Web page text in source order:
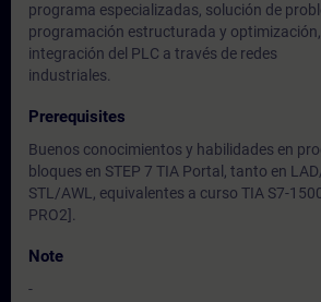
programa especializadas, solución de
programación estructurada y
integración del PLC a través de redes
industriales.
Prerequisites
Buenos conocimientos y habilidades en
bloques en STEP 7 TIA Portal, tanto en
STL/AWL, equivalentes a curso TIA S7-
PRO2].
Note
-